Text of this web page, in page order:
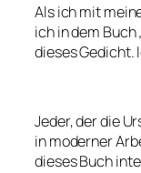
Als ich mit
ich in dem Buch
dieses Gedicht.
Jeder, der die
in moderner
dieses Buch